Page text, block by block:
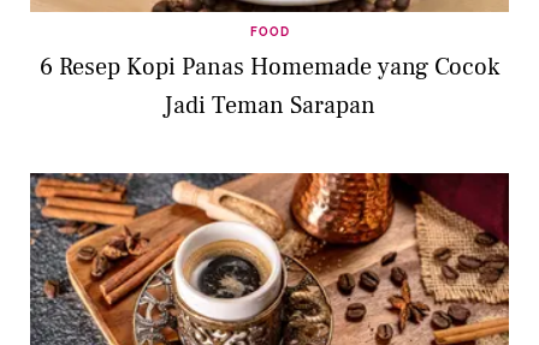
FOOD
6 Resep Kopi Panas Homemade yang Cocok
Jadi Teman Sarapan